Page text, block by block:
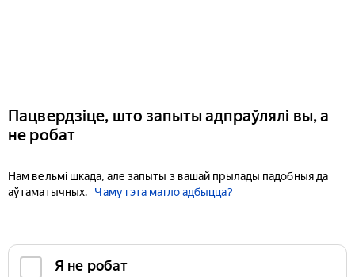
Пацвердзіце, што запыты адпраўлялі вы, а
не робат
Нам вельмі шкада, але запыты з вашай прылады падобныя да
аўтаматычных.
Чаму гэта магло адбыцца?
Я не робат